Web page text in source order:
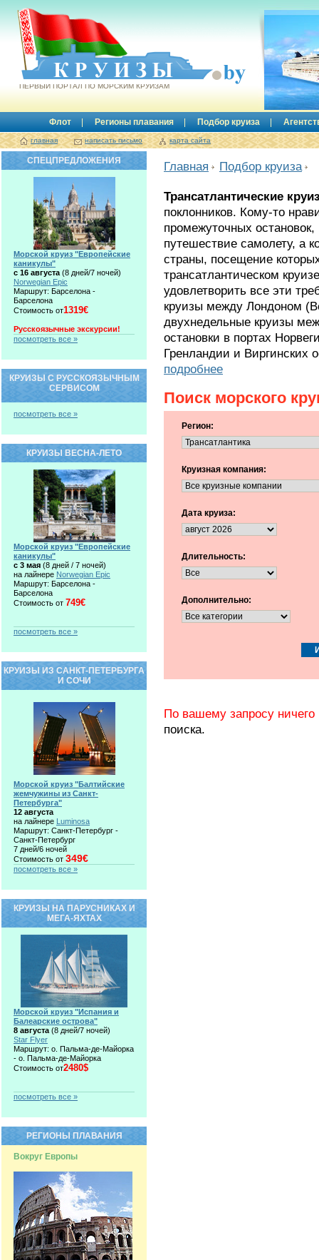
Круизы.by
ПЕРВЫЙ ПОРТАЛ ПО МОРСКИМ КРУИЗАМ
Флот Регионы плавания Подбор круиза
главная написать письмо карта сайта
Главная Подбор круиза
Трансатлантические
поклонников. Кому-то
промежуточных остановок,
путешествие самолету, а
страны, посещение
трансатлантическом
удовлетворить все эти
круизы между Лондоном
двухнедельные круизы
остановки в портах
Гренландии и Виргинских
подробнее
Поиск морского
Регион:
Круизная компания:
Дата круиза:
Длительность:
Дополнительно:
По вашему запросу ничего
поиска.
СПЕЦПРЕДЛОЖЕНИЯ
Морской круиз "Европейские
каникулы"
с 16 августа (8 дней/7 ночей)
Norwegian Epic
Маршрут: Барселона -
Барселона
Стоимость от1319€
Русскоязычные экскурсии!
посмотреть все »
КРУИЗЫ С РУССКОЯЗЫЧНЫМ
СЕРВИСОМ
посмотреть все »
КРУИЗЫ ВЕСНА-ЛЕТО
Морской круиз "Европейские
каникулы"
c 3 мая (8 дней / 7 ночей)
на лайнере Norwegian Epic
Маршрут: Барселона -
Барселона
Стоимость от 749€
посмотреть все »
КРУИЗЫ ИЗ САНКТ-ПЕТЕРБУРГА
И СОЧИ
Морской круиз "Балтийские
жемчужины из Санкт-
Петербурга"
12 августа
на лайнере Luminosa
Маршрут: Санкт-Петербург -
Санкт-Петербург
7 дней/6 ночей
Стоимость от 349€
посмотреть все »
КРУИЗЫ НА ПАРУСНИКАХ И
МЕГА-ЯХТАХ
Морской круиз "Испания и
Балеарские острова"
8 августа (8 дней/7 ночей)
Star Flyer
Маршрут: о. Пальма-де-Майорка
- о. Пальма-де-Майорка
Стоимость от2480$
посмотреть все »
РЕГИОНЫ ПЛАВАНИЯ
Вокруг Европы